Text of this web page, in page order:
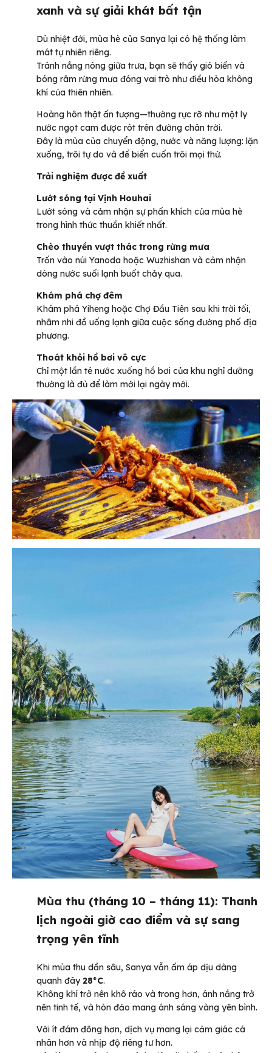
xanh và sự giải khát bất tận
Dù nhiệt đới, mùa hè của Sanya lại có hệ thống làm
mát tự nhiên riêng.
Tránh nắng nóng giữa trưa, bạn sẽ thấy gió biển và
bóng râm rừng mưa đóng vai trò như điều hòa không
khí của thiên nhiên.
Hoàng hôn thật ấn tượng—thường rực rỡ như một ly
nước ngọt cam được rót trên đường chân trời.
Đây là mùa của chuyển động, nước và năng lượng: lặn
xuống, trôi tự do và để biển cuốn trôi mọi thứ.
Trải nghiệm được đề xuất
Lướt sóng tại Vịnh Houhai
Lướt sóng và cảm nhận sự phấn khích của mùa hè
trong hình thức thuần khiết nhất.
Chèo thuyền vượt thác trong rừng mưa
Trốn vào núi Yanoda hoặc Wuzhishan và cảm nhận
dòng nước suối lạnh buốt chảy qua.
Khám phá chợ đêm
Khám phá Yiheng hoặc Chợ Đầu Tiên sau khi trời tối,
nhâm nhi đồ uống lạnh giữa cuộc sống đường phố địa
phương.
Thoát khỏi hồ bơi vô cực
Chỉ một lần té nước xuống hồ bơi của khu nghỉ dưỡng
thường là đủ để làm mới lại ngày mới.
Mùa thu (tháng 10 – tháng 11): Thanh
lịch ngoài giờ cao điểm và sự sang
trọng yên tĩnh
Khi mùa thu dần sâu, Sanya vẫn ấm áp dịu dàng
quanh đây28°C.
Không khí trở nên khô ráo và trong hơn, ánh nắng trở
nên tinh tế, và hòn đảo mang ánh sáng vàng yên bình.
Với ít đám đông hơn, dịch vụ mang lại cảm giác cá
nhân hơn và nhịp độ riêng tư hơn.